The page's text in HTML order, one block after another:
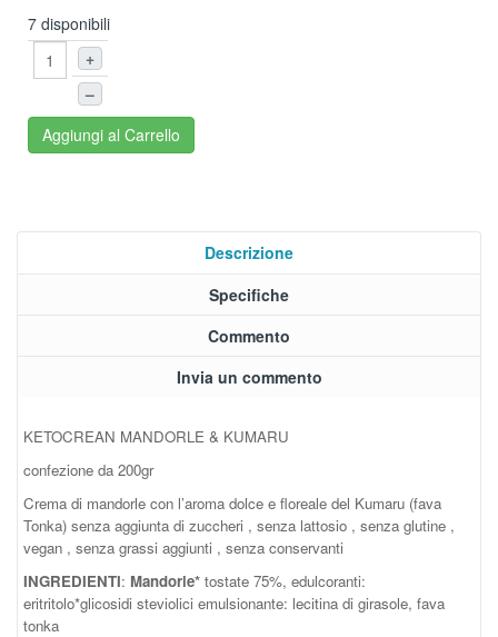
7 disponibili
+
–
Aggiungi al Carrello
Descrizione
Specifiche
Commento
Invia un commento
KETOCREAN MANDORLE & KUMARU
confezione da 200gr
Crema di mandorle con l’aroma dolce e floreale del Kumaru (fava
Tonka) senza aggiunta di zuccheri , senza lattosio , senza glutine ,
vegan , senza grassi aggiunti , senza conservanti
INGREDIENTI: Mandorle* tostate 75%, edulcoranti:
eritritolo*glicosidi steviolici emulsionante: lecitina di girasole, fava
tonka